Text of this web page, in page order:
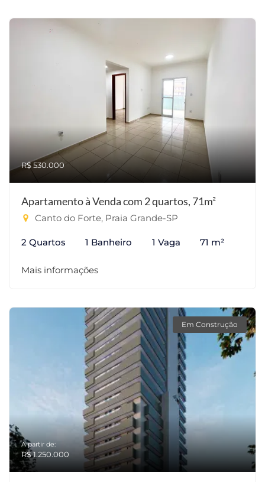
R$ 530.000
Apartamento à Venda com 2 quartos, 71m²
Canto do Forte, Praia Grande-SP
2 Quartos 1 Banheiro 1 Vaga 71 m²
Mais informações
Em Construção
A partir de:
R$ 1.250.000